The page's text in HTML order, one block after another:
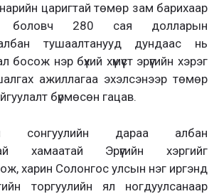
царигтай төмөр зам барихаар
боловч 280 сая долларын
албан тушаалтанууд дундаас нь
нэр бүхий хүмүүст эрүүгийн хэрэг
ажиллагаа эхэлсэнээр төмөр
бүрмөсөн гацав.
сонгуулийн дараа албан
хамаатай Эрүүгийн хэргийг
харин Солонгос улсын нэг иргэнд
торгуулийн ял ногдуулсанаар